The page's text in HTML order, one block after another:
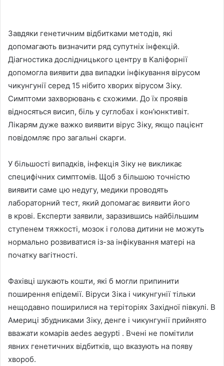
Завдяки генетичним відбитками методів, які
допомагають визначити ряд супутніх інфекцій.
Діагностика дослідницького центру в Каліфорнії
допомогла виявити два випадки інфікування вірусом
чикунгунії серед 15 нібито хворих вірусом Зіку.
Симптоми захворювань є схожими. До їх проявів
відносяться висип, біль у суглобах і кон’юнктивіт.
Лікарям дуже важко виявити вірус Зіку, якщо пацієнт
повідомляє про загальні скарги.
У більшості випадків, інфекція Зіку не викликає
специфічних симптомів. Щоб з більшою точністю
виявити саме цю недугу, медики проводять
лабораторний тест, який допомагає виявити його
в крові. Експерти заявили, заразившись найбільшим
ступенем тяжкості, мозок і голова дитини не можуть
нормально розвиватися із-за інфікування матері на
початку вагітності.
Фахівці шукають кошти, які б могли припинити
поширення епідемії. Віруси Зіка і чикунгунії тільки
нещодавно поширилися на теріторіях Західної півкулі. В
Америці збудниками Зіку, денге і чикунгунії прийнято
вважати комарів aedes aegypti . Вчені не помітили
явних генетичних відбитків, що вказують на появу
хвороб.